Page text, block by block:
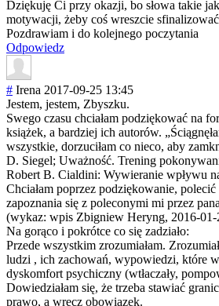
Dziękuję Ci przy okazji, bo słowa takie
motywacji, żeby coś wreszcie
Pozdrawiam i do kolejnego poczytania
Odpowiedz
# Irena 2017-09-25 13:45
Jestem, jestem, Zbyszku.
Swego czasu chciałam podziękować na
książek, a bardziej ich autorów.
wszystkie, dorzuciłam co nieco, aby
D. Siegel; Uważność. Trening
Robert B. Cialdini: Wywieranie wpływu
Chciałam poprzez podziękowanie,
zapoznania się z poleconymi mi przez
(wykaz: wpis Zbigniew Heryng, 2016-01-
Na gorąco i pokrótce co się zadziało:
Przede wszystkim zrozumiałam.
ludzi , ich zachowań, wypowiedzi, które
dyskomfort psychiczny (wtłaczały,
Dowiedziałam się, że trzeba stawiać
prawo, a wręcz obowiązek.